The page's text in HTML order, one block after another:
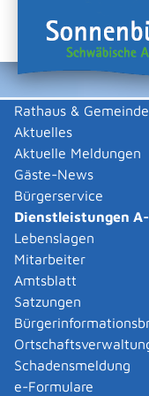
Rathaus & Gemeinde
Aktuelles
Aktuelle Meldungen
Gäste-News
Bürgerservice
Dienstleistungen
Lebenslagen
Mitarbeiter
Amtsblatt
Satzungen
Schadensmeldung
e-Formulare
Sie sind hier:
Dienstleistungen A-Z
Leistungen
Vielzahl von
Informationen zu
einer bestimmen